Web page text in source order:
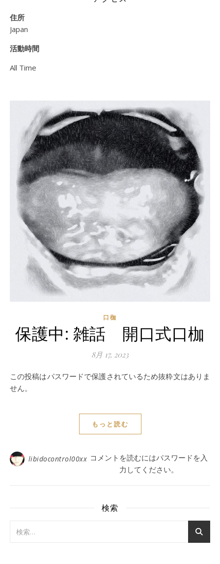
住所
Japan
活動時間
All Time
口枷
保護中: 雑話 開口式口枷
8月 17, 2023
この投稿はパスワードで保護されているため抜粋文はありま
せん。
もっと読む
libidocontrol00xx コメントを読むにはパスワードを入
力してください。
検索